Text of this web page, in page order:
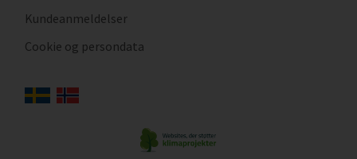
Kundeanmeldelser
Cookie og persondata